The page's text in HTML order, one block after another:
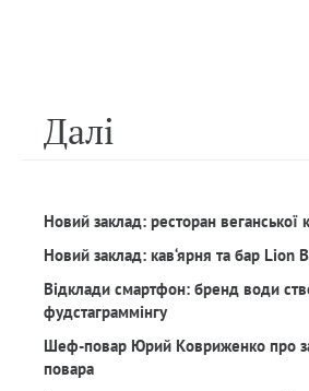
Далi
Новий заклад: ресторан веганської
Новий заклад: кав‘ярня та бар Lion
Відклади смартфон: бренд води
фудстаграммінгу
Шеф-повар Юрий Ковриженко про
повара